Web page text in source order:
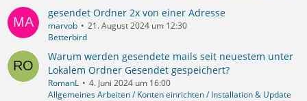
gesendet Ordner 2x von einer Adresse
marvob
21. August 2024 um 12:30
Betterbird
Warum werden gesendete mails seit neuestem unter
Lokalem Ordner Gesendet gespeichert?
RomanL
4. Juni 2024 um 16:00
Allgemeines Arbeiten / Konten einrichten / Installation & Update